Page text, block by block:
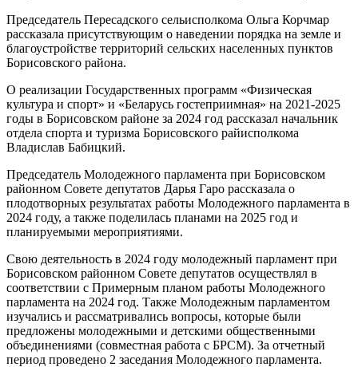
Председатель Пересадского сельисполкома Ольга Корчмар
рассказала присутствующим о наведении порядка на земле и
благоустройстве территорий сельских населенных пунктов
Борисовского района.
О реализации Государственных программ «Физическая
культура и спорт» и «Беларусь гостеприимная» на 2021-2025
годы в Борисовском районе за 2024 год рассказал начальник
отдела спорта и туризма Борисовского райисполкома
Владислав Бабицкий.
Председатель Молодежного парламента при Борисовском
районном Совете депутатов Дарья Гаро рассказала о
плодотворных результатах работы Молодежного парламента в
2024 году, а также поделилась планами на 2025 год и
планируемыми мероприятиями.
Свою деятельность в 2024 году молодежный парламент при
Борисовском районном Совете депутатов осуществлял в
соответствии с Примерным планом работы Молодежного
парламента на 2024 год. Также Молодежным парламентом
изучались и рассматривались вопросы, которые были
предложены молодежными и детскими общественными
объединениями (совместная работа с БРСМ). За отчетный
период проведено 2 заседания Молодежного парламента.